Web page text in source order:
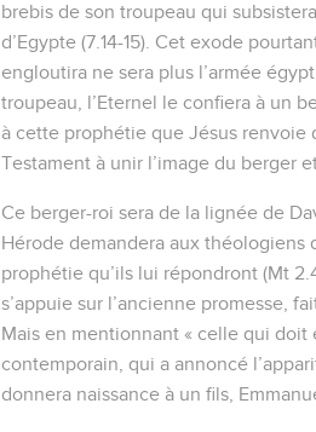
brebis de son troupeau qui
d’Egypte (7.14-15). Cet exode
engloutira ne sera plus l’armée
troupeau, l’Eternel le confiera à un
à cette prophétie que Jésus renvoie
Testament à unir l’image du berger
Ce berger-roi sera de la lignée de
Hérode demandera aux théologiens
prophétie qu’ils lui répondront (Mt
s’appuie sur l’ancienne promesse,
Mais en mentionnant « celle qui doit
contemporain, qui a annoncé
donnera naissance à un fils,